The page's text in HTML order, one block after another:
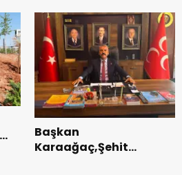
Tamamlandı.
Başkan
Karaağaç,Şehit